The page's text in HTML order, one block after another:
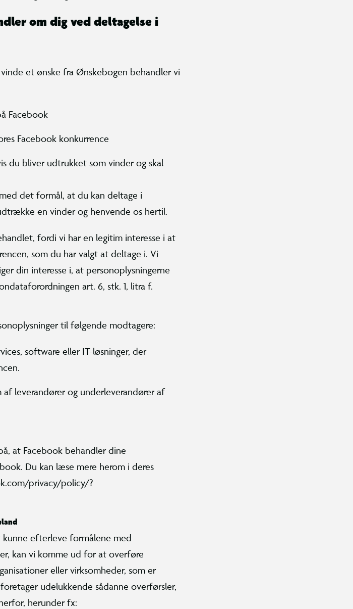
om dig ved deltagelse i
et ønske fra Ønskebogen behandler vi
Facebook
Facebook konkurrence
du bliver udtrukket som vinder og skal
det formål, at du kan deltage i
en vinder og henvende os hertil.
fordi vi har en legitim interesse i at
som du har valgt at deltage i. Vi
din interesse i, at personoplysningerne
art. 6, stk. 1, litra f.
til følgende modtagere:
software eller IT-løsninger, der
leverandører og underleverandører af
at Facebook behandler dine
Du kan læse mere herom i deres
privacy/policy/?
efterleve formålene med
kan vi komme ud for at overføre
eller virksomheder, som er
udelukkende sådanne overførsler,
herunder fx: